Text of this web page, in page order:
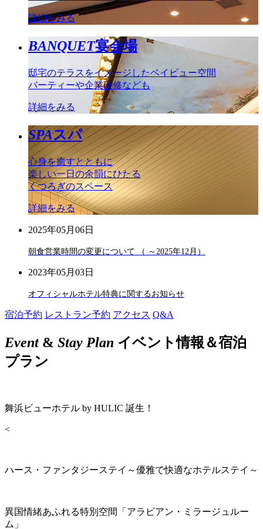
詳細をみる
BANQUET宴会場
邸宅のテラスをイメージしたベイビュー空間
パーティーや企業研修なども
詳細をみる
SPAスパ
心身を癒すとともに
楽しい一日の余韻にひたる
くつろぎのスペース
詳細をみる
2025年05月06日
朝食営業時間の変更について （ ～2025年12月）
2023年05月03日
オフィシャルホテル特典に関するお知らせ
宿泊予約 レストラン予約 アクセス Q&A
Event& Stay Plan イベント情報＆宿泊
プラン
舞浜ビューホテル by HULIC 誕生！
<
ハース・ファンタジーステイ～優雅で快適なホテルステイ～
異国情緒あふれる特別空間「アラビアン・ミラージュルー
ム」